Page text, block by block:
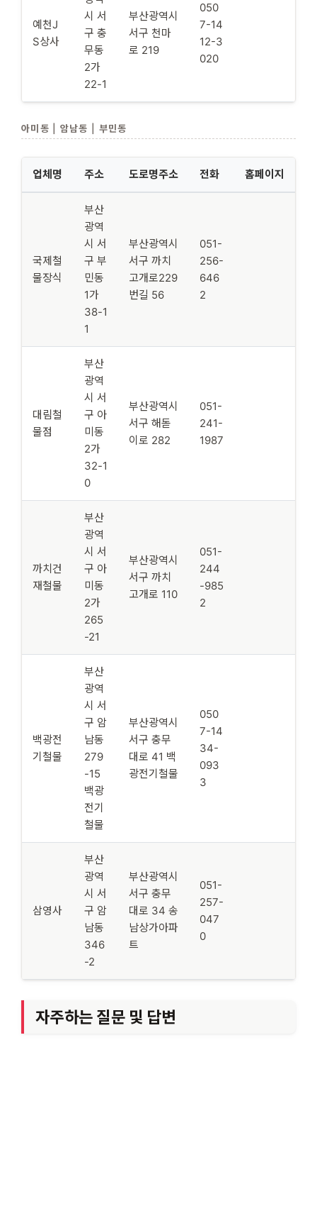
예천J
S상사
시 서
구 충
무동
2가
22-1
부산광역시
서구 천마
로 219
050
7-14
12-3
020
아미동 | 암남동 | 부민동
업체명 주소 도로명주소 전화 홈페이지
국제철
물장식
부산
광역
시 서
구 부
민동
1가
38-1
1
부산광역시
서구 까치
고개로229
번길 56
051-
256-
646
2
대림철
물점
부산
광역
시 서
구 아
미동
2가
32-1
0
부산광역시
서구 해돋
이로 282
051-
241-
1987
까치건
재철물
부산
광역
시 서
구 아
미동
2가
265
-21
부산광역시
서구 까치
고개로 110
051-
244
-985
2
백광전
기철물
부산
광역
시 서
구 암
남동
279
-15
백광
전기
철물
부산광역시
서구 충무
대로 41 백
광전기철물
050
7-14
34-
093
3
삼영사
부산
광역
시 서
구 암
남동
346
-2
부산광역시
서구 충무
대로 34 송
남상가아파
트
051-
257-
047
0
자주하는 질문 및 답변